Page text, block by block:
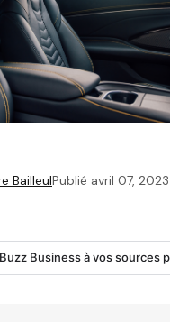
BailleulPublié avril 07, 2023
Business à vos sources